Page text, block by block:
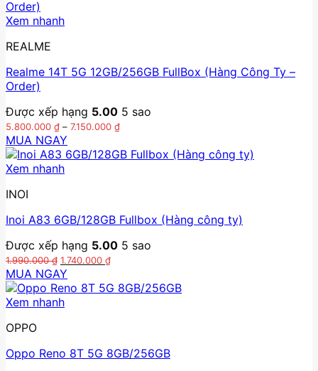
phẩm
này
nhiều
thể.
Các
tùy
chọn
có
thể
được
chọn
trên
sản
Xem nhanh
REALME
Realme 14T 5G 12GB/256GB FullBox (Hàng Công Ty –
Order)
Được xếp hạng 5.00 5 sao
5.800.000 ₫ – 7.150.000 ₫Khoảng
5.800.000 ₫
MUA NGAY
Sản
phẩm
có
biến
thể.
Các
tùy
chọn
có
thể
được
trên
Xem nhanh
INOI
Inoi A83 6GB/128GB Fullbox (Hàng công ty)
Được xếp hạng 5.00 5 sao
1.990.000₫ Giá
gốc
là:
1.990.000 ₫.
1.740.000 ₫Giá
là:
MUA NGAY
Xem nhanh
OPPO
Oppo Reno 8T 5G 8GB/256GB